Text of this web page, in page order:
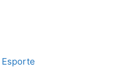
Esporte